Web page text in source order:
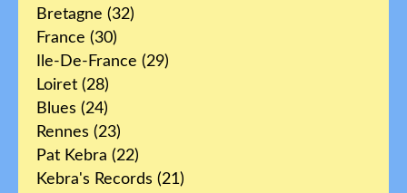
Bretagne (32)
France (30)
Ile-De-France (29)
Loiret (28)
Blues (24)
Rennes (23)
Pat Kebra (22)
Kebra's Records (21)